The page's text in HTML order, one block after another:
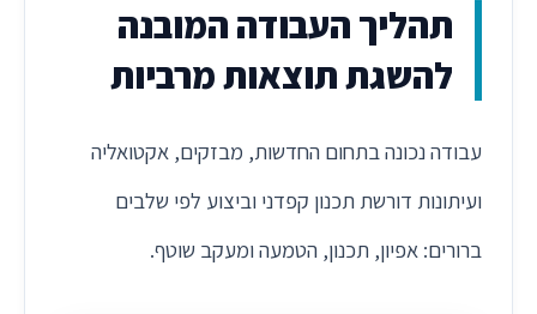
תהליך העבודה המובנה
להשגת תוצאות מרביות
עבודה נכונה בתחום החדשות, מבזקים, אקטואליה
ועיתונות דורשת תכנון קפדני וביצוע לפי שלבים
ברורים: אפיון, תכנון, הטמעה ומעקב שוטף.